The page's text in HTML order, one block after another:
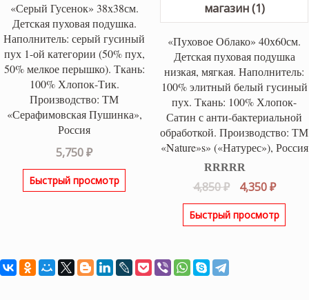
«Серый Гусенок» 38х38см.
Детская пуховая подушка.
Наполнитель: серый гусиный
пух 1-ой категории (50% пух,
50% мелкое перышко). Ткань:
100% Хлопок-Тик.
Производство: ТМ
«Серафимовская Пушинка»,
Россия
5,750₽
Быстрый просмотр
«Пуховое Облако» 40х60см.
Детская пуховая подушка
низкая, мягкая. Наполнитель:
100% элитный белый гусиный
пух. Ткань: 100% Хлопок-
Сатин с анти-бактериальной
обработкой. Производство: ТМ
«Nature»s» («Натурес»), Россия
Оценка5.00
из 5
4,850₽
цена
составляла
4,350₽
цена:
4,350
Быстрый просмотр